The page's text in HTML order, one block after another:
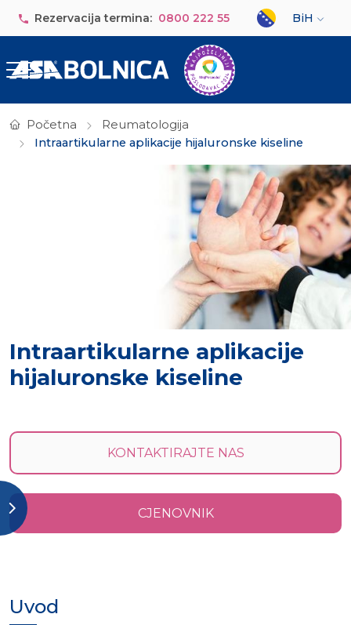
Rezervacija termina: 0800 222 55
Select your
BiH
Početna
Reumatologija
Intraartikularne aplikacije hijaluronske kiseline
Intraartikularne aplikacije
hijaluronske kiseline
KONTAKTIRAJTE NAS
CJENOVNIK
Uvod